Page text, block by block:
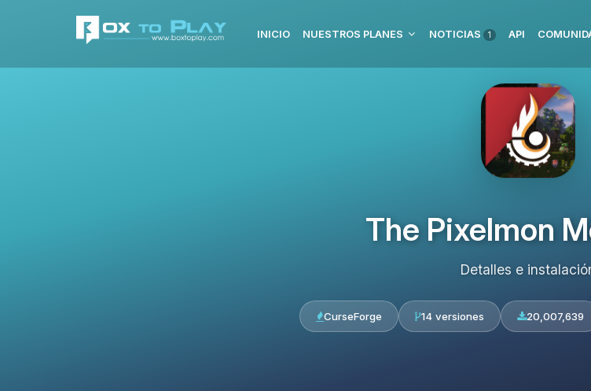
INICIO NUESTROS PLANES NOTICIAS 1 API
The Pixelmon
Detalles e
CurseForge 14 versiones 20,007,639